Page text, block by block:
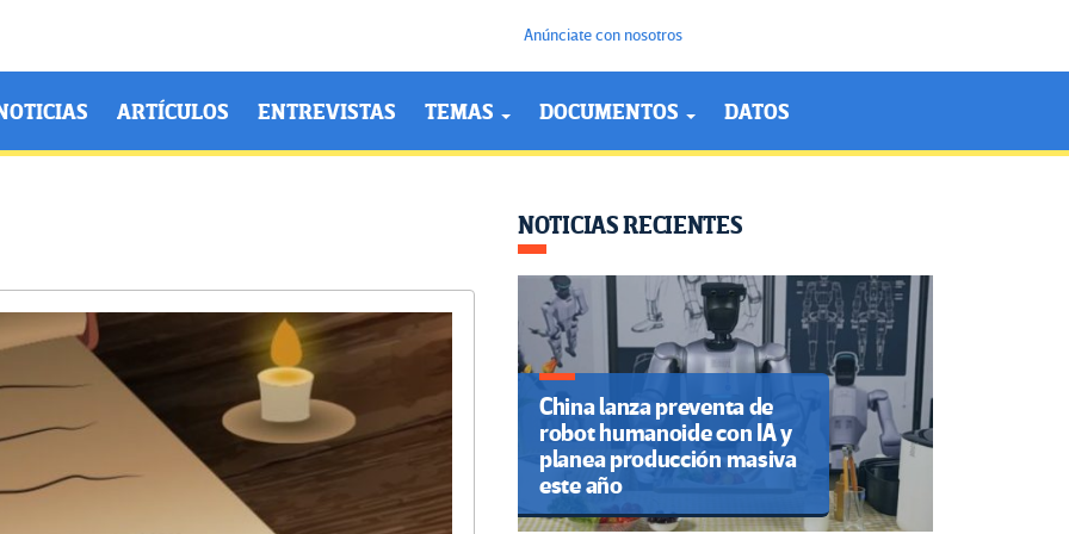
Anúnciate con nosotros
ARTÍCULOS ENTREVISTAS TEMAS DOCUMENTOS DATOS
NOTICIAS RECIENTES
China lanza preventa de
robot humanoide con IA y
planea producción masiva
este año